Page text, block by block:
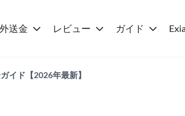
送金 レビュー ガイド
イド【2026年最新】